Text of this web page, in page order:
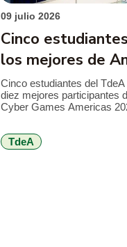
09 julio 2026
Cinco
los mejores de
Cyber Games
Cinco estudiantes del
diez mejores participantes
Cyber Games Americas
torno a retos de
TdeA